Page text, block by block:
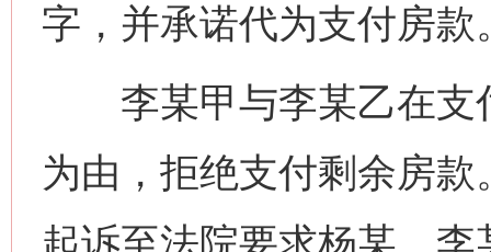
字，并承诺代为支付房款
李某甲与李某乙在支
为由，拒绝支付剩余房
起诉至法院要求杨某、